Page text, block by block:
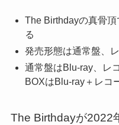
The Birthdayの真骨
る
発売形態は通常盤、
通常盤はBlu-ray、レ
BOXはBlu-ray＋レコ
The Birthdayが2022